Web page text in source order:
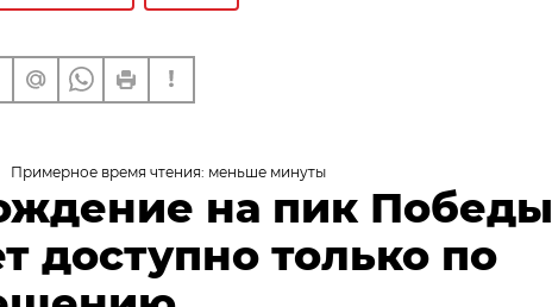
Примерное время чтения: меньше минуты
на пик Победы
доступно только по